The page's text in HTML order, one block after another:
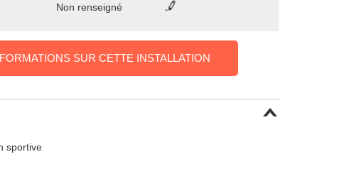
Non renseigné
SUR CETTE INSTALLATION
sportive